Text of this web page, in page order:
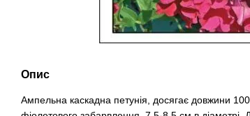
Опис
Ампельна каскадна петунія, досягає довжини